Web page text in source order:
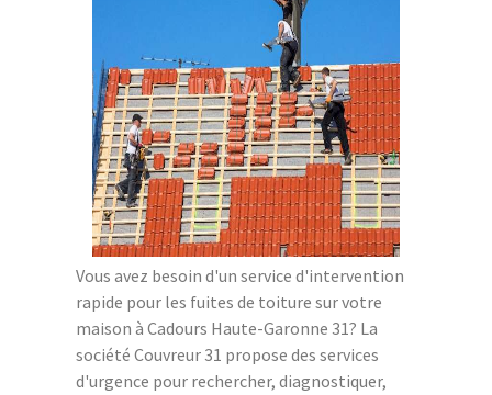
Vous avez besoin d'un service d'intervention
rapide pour les fuites de toiture sur votre
maison à Cadours Haute-Garonne 31? La
société Couvreur 31 propose des services
d'urgence pour rechercher, diagnostiquer,